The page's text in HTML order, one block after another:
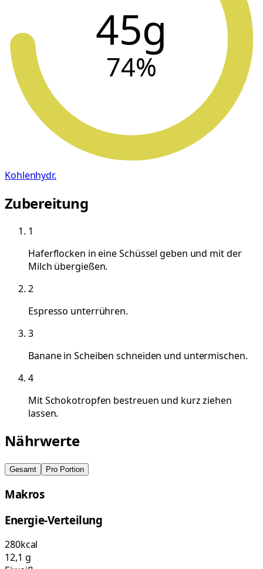
45g
74%
Kohlenhydr.
Zubereitung
1
Haferflocken in eine Schüssel geben und mit der
Milch übergießen.
2
Espresso unterrühren.
3
Banane in Scheiben schneiden und untermischen.
4
Mit Schokotropfen bestreuen und kurz ziehen
lassen.
Nährwerte
Gesamt Pro Portion
Makros
Energie-Verteilung
280kcal
12,1 g